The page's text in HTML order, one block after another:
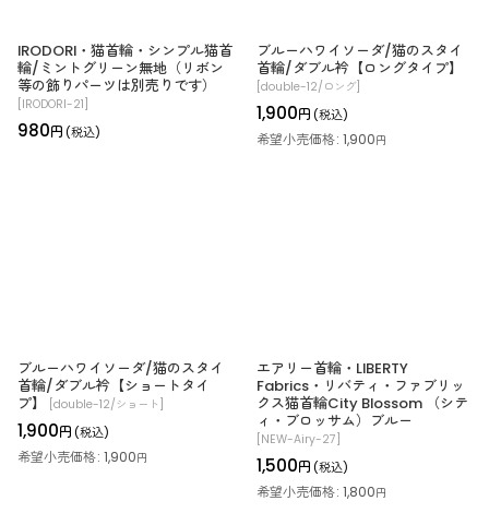
IRODORI・猫首輪・シンプル猫首
輪/ミントグリーン無地（リボン
等の飾りパーツは別売りです）
IRODORI-21
980円 (税込)
ブルーハワイソーダ/猫のスタイ
首輪/ダブル衿【ロングタイプ】
double-12/ロング]
1,900円 (税込)
希望小売価格: 1,900円
ブルーハワイソーダ/猫のスタイ
首輪/ダブル衿【ショートタイ
プ】
double-12/ショート
1,900円 (税込)
希望小売価格: 1,900円
エアリー首輪・LIBERTY
Fabrics・リバティ・ファブリッ
クス猫首輪City Blossom （シテ
ィ・ブロッサム）ブルー
NEW-Airy-27
1,500円 (税込)
希望小売価格: 1,800円